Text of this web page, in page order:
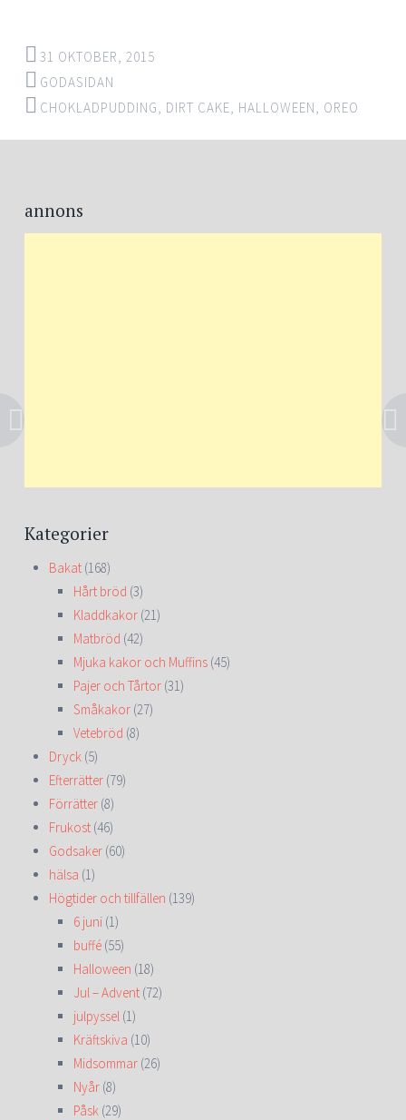
31 OKTOBER, 2015
GODASIDAN
CHOKLADPUDDING
DIRT CAKE HALLOWEEN OREO
Post
navigation
annons
Kategorier
Bakat (168)
Hårt bröd (3)
Kladdkakor (21)
Matbröd (42)
Mjuka kakor och Muffins (45)
Pajer och Tårtor (31)
Småkakor (27)
Vetebröd (8)
Dryck (5)
Efterrätter (79)
Förrätter (8)
Frukost (46)
Godsaker (60)
hälsa (1)
Högtider och tillfällen (139)
6 juni (1)
buffé (55)
Halloween (18)
Jul – Advent (72)
julpyssel (1)
Kräftskiva (10)
Midsommar (26)
Nyår (8)
Påsk (29)